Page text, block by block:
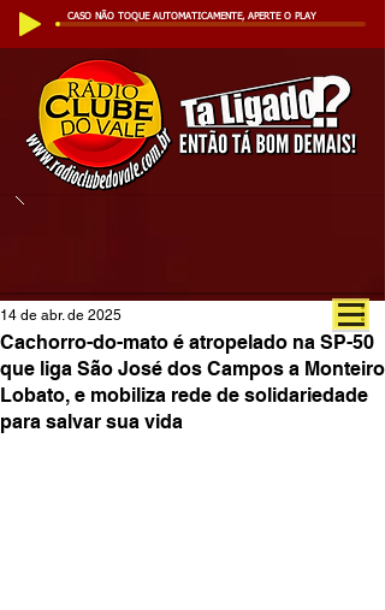
CASO NÃO TOQUE AUTOMATICAMENTE, APERTE O PLAY
Cachorro-do-mato é atropelado na SP-50
que liga São José dos Campos a Monteiro
Lobato, e mobiliza rede de solidariedade
para salvar sua vida
14 de abr. de 2025